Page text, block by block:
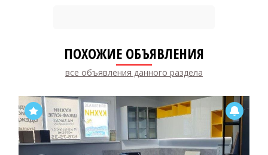
ПОХОЖИЕ ОБЪЯВЛЕНИЯ
все объявления данного раздела